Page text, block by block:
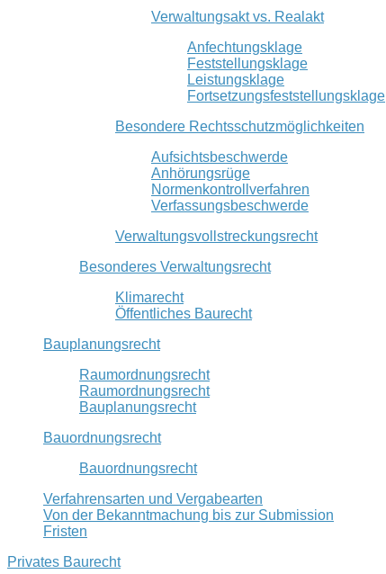
Verwaltungsakt vs. Realakt
Anfechtungsklage
Feststellungsklage
Leistungsklage
Fortsetzungsfeststellungsklage
Besondere Rechtsschutzmöglichkeiten
Aufsichtsbeschwerde
Anhörungsrüge
Normenkontrollverfahren
Verfassungsbeschwerde
Verwaltungsvollstreckungsrecht
Besonderes Verwaltungsrecht
Klimarecht
Öffentliches Baurecht
Bauplanungsrecht
Raumordnungsrecht
Raumordnungsrecht
Bauplanungsrecht
Bauordnungsrecht
Bauordnungsrecht
Verfahrensarten und Vergabearten
Von der Bekanntmachung bis zur Submission
Fristen
Privates Baurecht